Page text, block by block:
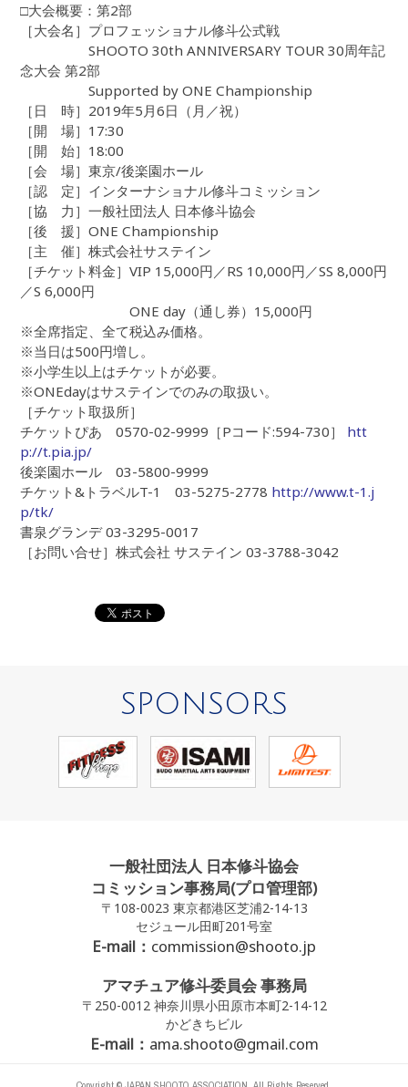
□大会概要：第2部
［大会名］プロフェッショナル修斗公式戦
SHOOTO 30th ANNIVERSARY TOUR 30周年記
念大会 第2部
Supported by ONE Championship
［日 時］2019年5月6日（月／祝）
［開 場］17:30
［開 始］18:00
［会 場］東京/後楽園ホール
［認 定］インターナショナル修斗コミッション
［協 力］一般社団法人 日本修斗協会
［後 援］ONE Championship
［主 催］株式会社サステイン
［チケット料金］VIP 15,000円／RS 10,000円／SS 8,000円
／S 6,000円
ONE day（通し券）15,000円
※全席指定、全て税込み価格。
※当日は500円増し。
※小学生以上はチケットが必要。
※ONEdayはサステインでのみの取扱い。
［チケット取扱所］
チケットぴあ 0570-02-9999［Pコード:594-730］ htt
p://t.pia.jp/
後楽園ホール 03-5800-9999
チケット&トラベルT-1 03-5275-2778 http://www.t-1.j
p/tk/
書泉グランデ 03-3295-0017
［お問い合せ］株式会社 サステイン 03-3788-3042
SPONSORS
一般社団法人 日本修斗協会
コミッション事務局(プロ管理部)
〒108-0023 東京都港区芝浦2-14-13
セジュール田町201号室
E-mail： commission@shooto.jp
アマチュア修斗委員会 事務局
〒250-0012 神奈川県小田原市本町2-14-12
かどきちビル
E-mail： ama.shooto@gmail.com